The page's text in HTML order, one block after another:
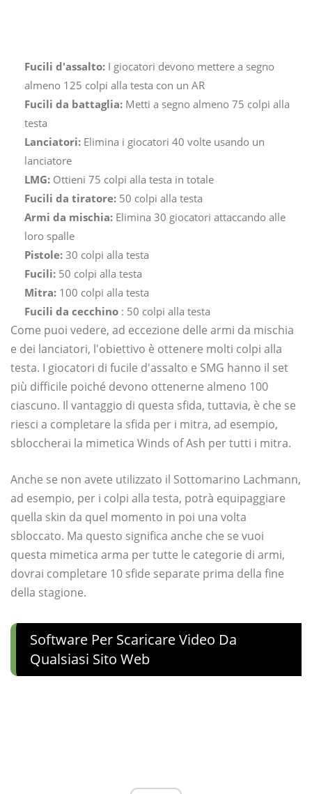
Fucili d'assalto: I giocatori devono mettere a segno
almeno 125 colpi alla testa con un AR
Fucili da battaglia: Metti a segno almeno 75 colpi alla
testa
Lanciatori: Elimina i giocatori 40 volte usando un
lanciatore
LMG: Ottieni 75 colpi alla testa in totale
Fucili da tiratore: 50 colpi alla testa
Armi da mischia: Elimina 30 giocatori attaccando alle
loro spalle
Pistole: 30 colpi alla testa
Fucili: 50 colpi alla testa
Mitra: 100 colpi alla testa
Fucili da cecchino : 50 colpi alla testa
Come puoi vedere, ad eccezione delle armi da mischia
e dei lanciatori, l'obiettivo è ottenere molti colpi alla
testa. I giocatori di fucile d'assalto e SMG hanno il set
più difficile poiché devono ottenerne almeno 100
ciascuno. Il vantaggio di questa sfida, tuttavia, è che se
riesci a completare la sfida per i mitra, ad esempio,
sbloccherai la mimetica Winds of Ash per tutti i mitra.
Anche se non avete utilizzato il Sottomarino Lachmann,
ad esempio, per i colpi alla testa, potrà equipaggiare
quella skin da quel momento in poi una volta
sbloccato. Ma questo significa anche che se vuoi
questa mimetica arma per tutte le categorie di armi,
dovrai completare 10 sfide separate prima della fine
della stagione.
Software Per Scaricare Video Da
Qualsiasi Sito Web